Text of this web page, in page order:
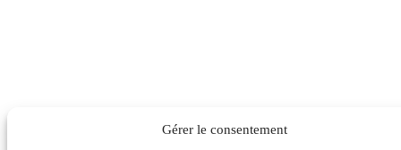
Gérer le consentement